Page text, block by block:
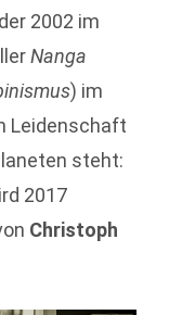
2002 im
Nanga
) im
Leidenschaft
steht:
2017
Christoph